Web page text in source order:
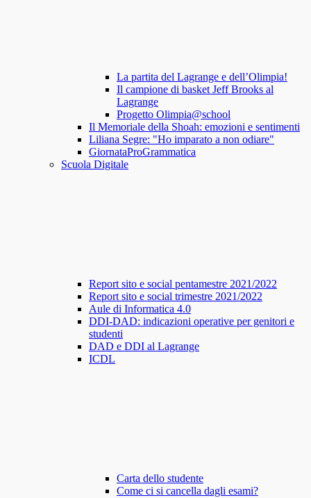
La partita del Lagrange e dell’Olimpia!
Il campione di basket Jeff Brooks al
Lagrange
Progetto Olimpia@school
Il Memoriale della Shoah: emozioni e sentimenti
Liliana Segre: "Ho imparato a non odiare"
GiornataProGrammatica
Scuola Digitale
Report sito e social pentamestre 2021/2022
Report sito e social trimestre 2021/2022
Aule di Informatica 4.0
DDI-DAD: indicazioni operative per genitori e
studenti
DAD e DDI al Lagrange
ICDL
Carta dello studente
Come ci si cancella dagli esami?